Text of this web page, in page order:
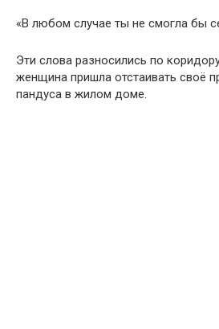
«В любом случае ты не смогла бы
Эти слова разносились по
женщина пришла отстаивать своё
пандуса в жилом доме.